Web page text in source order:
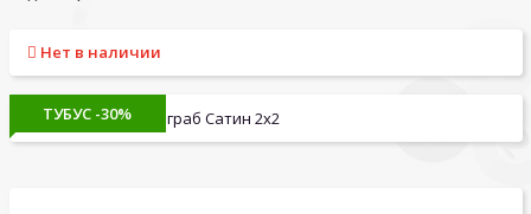
Нет в наличии
ТУБУС -30%